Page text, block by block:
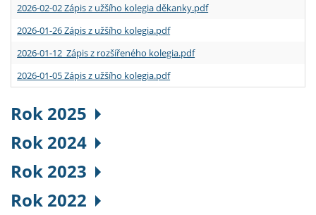
2026-02-02 Zápis z užšího kolegia děkanky.pdf
2026-01-26 Zápis z užšího kolegia.pdf
2026-01-12 Zápis z rozšířeného kolegia.pdf
2026-01-05 Zápis z užšího kolegia.pdf
Rok 2025
Rok 2024
Rok 2023
Rok 2022